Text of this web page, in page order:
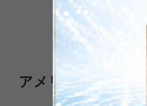
全
アメリカ発、今世